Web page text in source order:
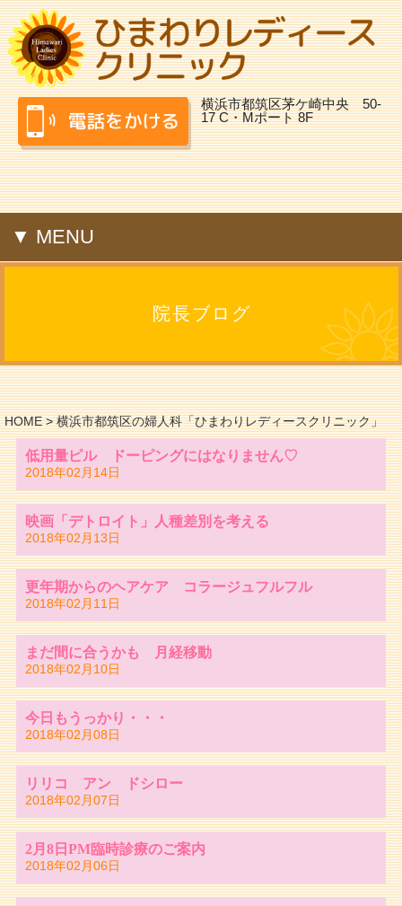
横浜市都筑区茅ケ崎中央 50-
17 C・Mポート 8F
▼ MENU
院長ブログ
HOME>横浜市都筑区の婦人科「ひまわりレディースクリニック」
低用量ピル ドーピングにはなりません♡
2018年02月14日
映画「デトロイト」人種差別を考える
2018年02月13日
更年期からのヘアケア コラージュフルフル
2018年02月11日
まだ間に合うかも 月経移動
2018年02月10日
今日もうっかり・・・
2018年02月08日
リリコ アン ドシロー
2018年02月07日
2月8日PM臨時診療のご案内
2018年02月06日